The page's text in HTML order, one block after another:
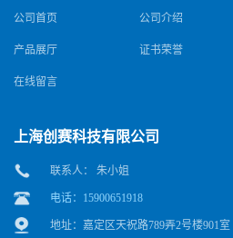
公司首页 公司介绍
产品展厅 证书荣誉
在线留言
上海创赛科技有限公司
联系人： 朱小姐
电话：15900651918
地址：嘉定区天祝路789弄2号楼901室